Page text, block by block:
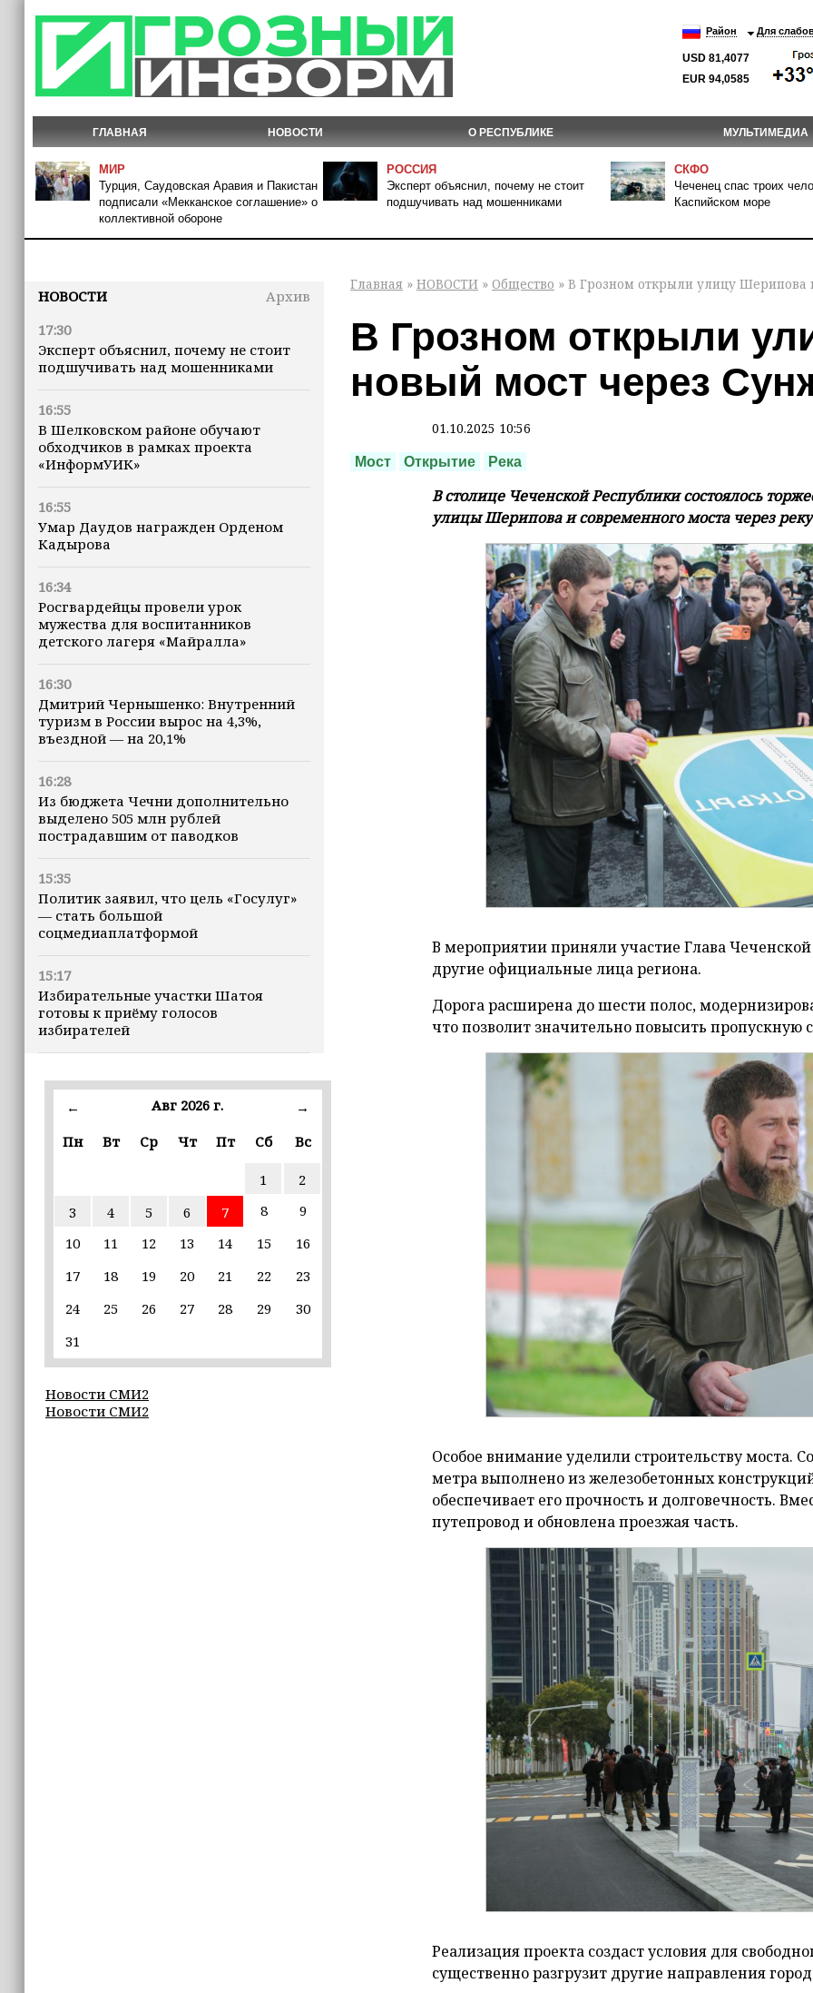
Район Для
USD 81,4077
EUR 94,0585
ГЛАВНАЯ НОВОСТИ О РЕСПУБЛИКЕ МУЛЬТИМЕДИА
МИР
Турция, Саудовская Аравия и Пакистан
подписали «Мекканское соглашение» о
коллективной обороне
РОССИЯ
Эксперт объяснил, почему не стоит
подшучивать над мошенниками
СКФО
Чеченец спас троих
Каспийском море
НОВОСТИ
Архив
17:30
Эксперт объяснил, почему не стоит
подшучивать над мошенниками
16:55
В Шелковском районе обучают
обходчиков в рамках проекта
«ИнформУИК»
16:55
Умар Даудов награжден Орденом
Кадырова
16:34
Росгвардейцы провели урок
мужества для воспитанников
детского лагеря «Майралла»
16:30
Дмитрий Чернышенко: Внутренний
туризм в России вырос на 4,3%,
въездной — на 20,1%
16:28
Из бюджета Чечни дополнительно
выделено 505 млн рублей
пострадавшим от паводков
15:35
Политик заявил, что цель «Госулуг»
— стать большой
соцмедиаплатформой
15:17
Избирательные участки Шатоя
готовы к приёму голосов
избирателей
Турция, Саудовская Аравия и
Пакистан подписали «Мекканское
Кадыров: сдача в плен становится
для многих военнослужащих ВСУ
единственной альтернативой гибели
(+видео)
14:44
Ахмат Кадыров удостоен звания
13:50
разработчикам разрабатывать
альтернативные клиенты
← Авг 2026 г.
→
Пн
Вт Ср Чт Пт Сб Вс
1
2
3
4 5 6 7 8
9
10
11 12 13 14 15
16
17
18 19 20 21 22
23
24
25 26 27 28 29
30
31
Новости СМИ2
Новости СМИ2
Главная » НОВОСТИ » Общество » В Грозном открыли улицу Шерипова
В Грозном открыли
новый мост через
01.10.2025 10:56
Мост Открытие Река
В столице Чеченской Республики состоялось
улицы Шерипова и современного моста через
В мероприятии приняли участие Глава
другие официальные лица региона.
Дорога расширена до шести полос,
что позволит значительно повысить пропускную
Особое внимание уделили строительству моста.
метра выполнено из железобетонных
обеспечивает его прочность и долговечность.
путепровод и обновлена проезжая часть.
Реализация проекта создаст условия для
существенно разгрузит другие направления